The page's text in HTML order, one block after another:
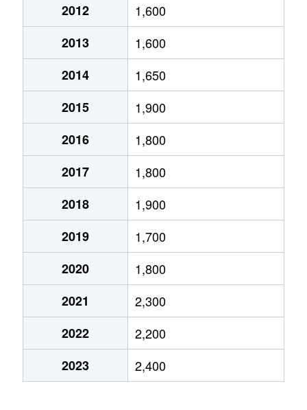
けやき台
2,100万円
けやき台
890万円
向陽町
2,700万円
向陽町
900万円
向陽町
2,200万円
小手指台
1,200万円
小手指町
2,100万円
小手指町
1,500万円
小手指町
1,700万円
小手指町
1,100万円
小手指町
190万円
小手指町
2,800万円
2012
1,600
2013
1,600
2014
1,650
2015
1,900
2016
1,800
2017
1,800
2018
1,900
2019
1,700
2020
1,800
2021
2,300
2022
2,200
2023
2,400